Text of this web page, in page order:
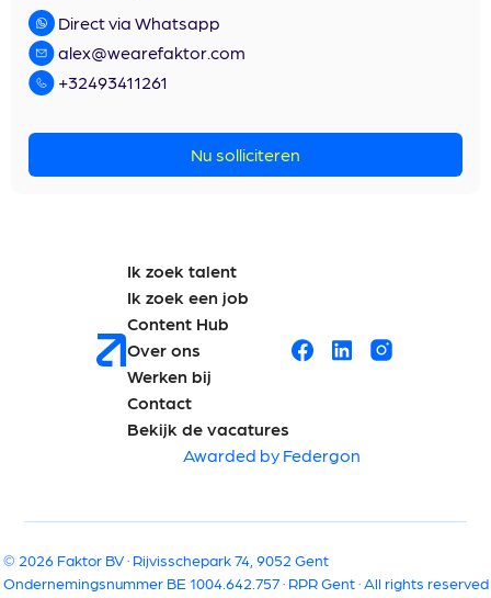
Direct via Whatsapp
alex@wearefaktor.com
+32493411261
Nu solliciteren
Ik zoek talent
Ik zoek een job
Content Hub
Over ons
Werken bij
Contact
Bekijk de vacatures
Awarded by Federgon
© 2026 Faktor BV · Rijvisschepark 74, 9052 Gent
Ondernemingsnummer BE 1004.642.757 · RPR Gent · All rights reserved